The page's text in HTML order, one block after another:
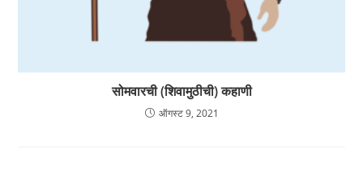
सोमवारची (शिवामुठीची) कहाणी
ऑगस्ट 9, 2021